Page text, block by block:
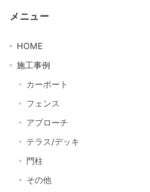
メニュー
HOME
施工事例
カーポート
フェンス
アプローチ
テラス/デッキ
門柱
その他